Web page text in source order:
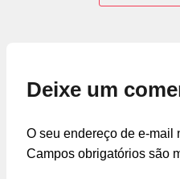
Deixe um
O seu endereço de e-mail
Campos obrigatórios são